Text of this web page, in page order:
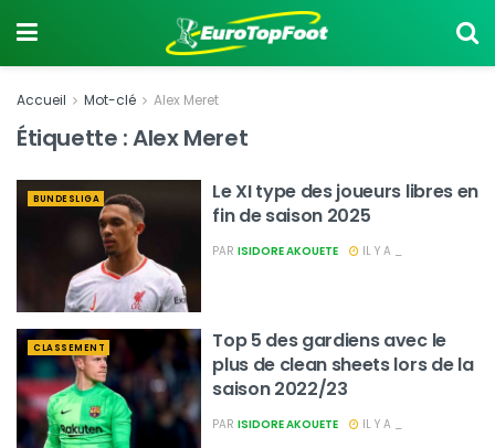
Accueil Mot-clé Alex Meret
Étiquette :Alex Meret
BUNDESLIGA
Le XI type des joueurs libres en
fin de saison 2025
PAR ISIDORE AKOUETE IL Y A _
CLASSEMENT
Top 5 des gardiens avec le
plus de clean sheets lors de la
saison 2022/23
PAR ISIDORE AKOUETE IL Y A _